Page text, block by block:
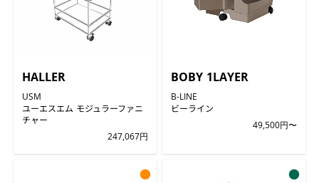
HALLER
USM
ユーエスエム モジュラーファニ
チャー
247,067円
BOBY 1LAYER
B-LINE
ビーライン
49,500円〜
● ●